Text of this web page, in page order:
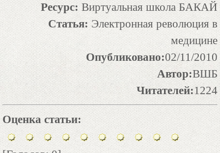
Ресурс: Виртуальная школа БАКАЙ
Статья: Электронная революция в
медицине
Опубликовано:02/11/2010
Автор:ВШБ
Читателей:1224
Оценка статьи: